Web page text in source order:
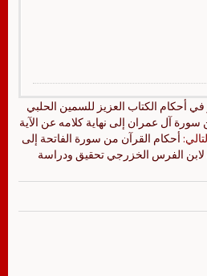
في أحكام الكتاب العزيز للسمين الحلبي
كلامه على الآية 59 من سورة آل عمران إلى نهاية كلامه عن الآية
أحكام القرآن من سورة الفاتحة إلى